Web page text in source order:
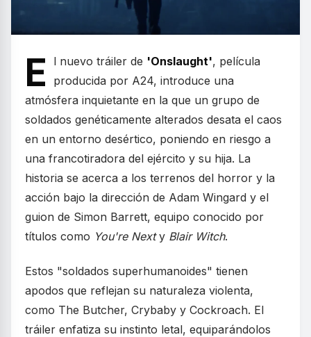
E l nuevo tráiler de 'Onslaught', película
producida por A24, introduce una
atmósfera inquietante en la que un grupo de
soldados genéticamente alterados desata el caos
en un entorno desértico, poniendo en riesgo a
una francotiradora del ejército y su hija. La
historia se acerca a los terrenos del horror y la
acción bajo la dirección de Adam Wingard y el
guion de Simon Barrett, equipo conocido por
títulos como You're Nexty Blair Witch.
Estos "soldados superhumanoides" tienen
apodos que reflejan su naturaleza violenta,
como The Butcher, Crybaby y Cockroach. El
tráiler enfatiza su instinto letal, equiparándolos